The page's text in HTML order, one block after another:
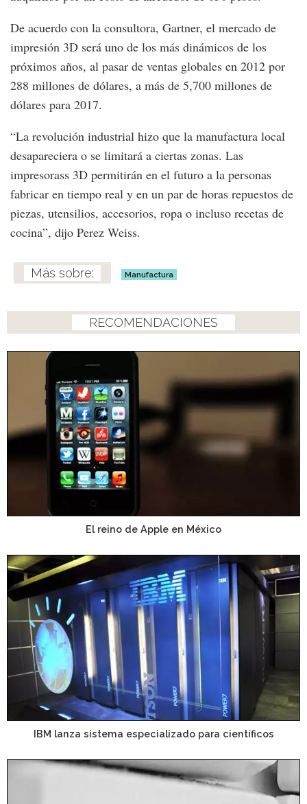
De acuerdo con la consultora, Gartner, el mercado de
impresión 3D será uno de los más dinámicos de los
próximos años, al pasar de ventas globales en 2012 por
288 millones de dólares, a más de 5,700 millones de
dólares para 2017.
“La revolución industrial hizo que la manufactura local
desapareciera o se limitará a ciertas zonas. Las
impresorass 3D permitirán en el futuro a la personas
fabricar en tiempo real y en un par de horas repuestos de
piezas, utensilios, accesorios, ropa o incluso recetas de
cocina”, dijo Perez Weiss.
Manufactura
RECOMENDACIONES
El reino de Apple en México
IBM lanza sistema especializado para científicos